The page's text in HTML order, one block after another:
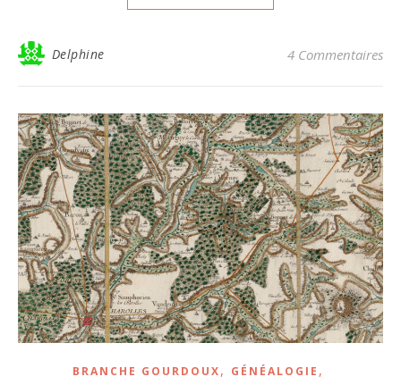
Delphine 4 Commentaires
BRANCHE GOURDOUX, GÉNÉALOGIE ,